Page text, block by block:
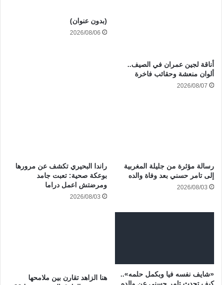
أناقة لجين عمران في الصيف..
ألوان منعشة وحقائب فاخرة
2026/08/07
(بدون عنوان)
2026/08/06
رسالة مؤثرة من جليلة المغربية
إلى تامر حسني بعد وفاة والده
2026/08/03
راندا البحيري تكشف عن مرورها
بوعكة صحية: تعبت جامد
ومرضتش اعمل دراما
2026/08/03
«شايف نفسه فيا وبكمل حلمه»..
كيف تحدث تامر حسني عن والده
هنا الزاهد تقارن بين ملامحها